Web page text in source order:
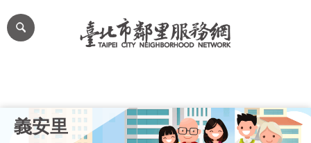
跳到主要內容區塊
網
站
義安里